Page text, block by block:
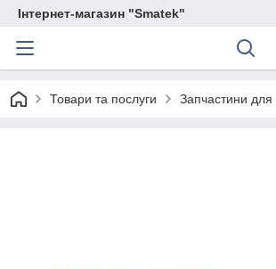
Інтернет-магазин "Smatek"
Товари та послуги Запчастини для